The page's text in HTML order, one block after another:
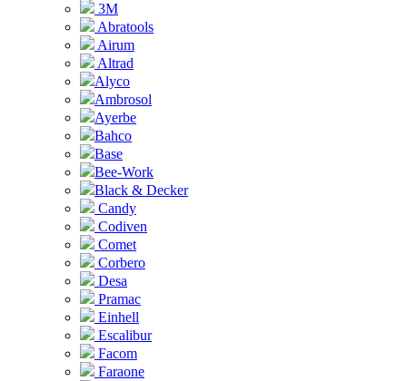
3M
Abratools
Airum
Altrad
Alyco
Ambrosol
Ayerbe
Bahco
Base
Bee-Work
Black & Decker
Candy
Codiven
Comet
Corbero
Desa
Pramac
Einhell
Escalibur
Facom
Faraone